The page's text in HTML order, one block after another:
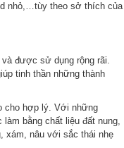
nhỏ,…tùy theo sở thích của
được sử dụng rộng rãi.
tinh thần những thành
cho hợp lý. Với những
bằng chất liệu đất nung,
xám, nâu với sắc thái nhẹ